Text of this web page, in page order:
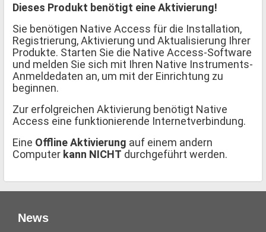
Dieses Produkt benötigt eine Aktivierung!
Sie benötigen Native Access für die Installation,
Registrierung, Aktivierung und Aktualisierung Ihrer
Produkte. Starten Sie die Native Access-Software
und melden Sie sich mit Ihren Native Instruments-
Anmeldedaten an, um mit der Einrichtung zu
beginnen.
Zur erfolgreichen Aktivierung benötigt Native
Access eine funktionierende Internetverbindung.
Eine Offline Aktivierung auf einem andern
Computer kann NICHT durchgeführt werden.
News